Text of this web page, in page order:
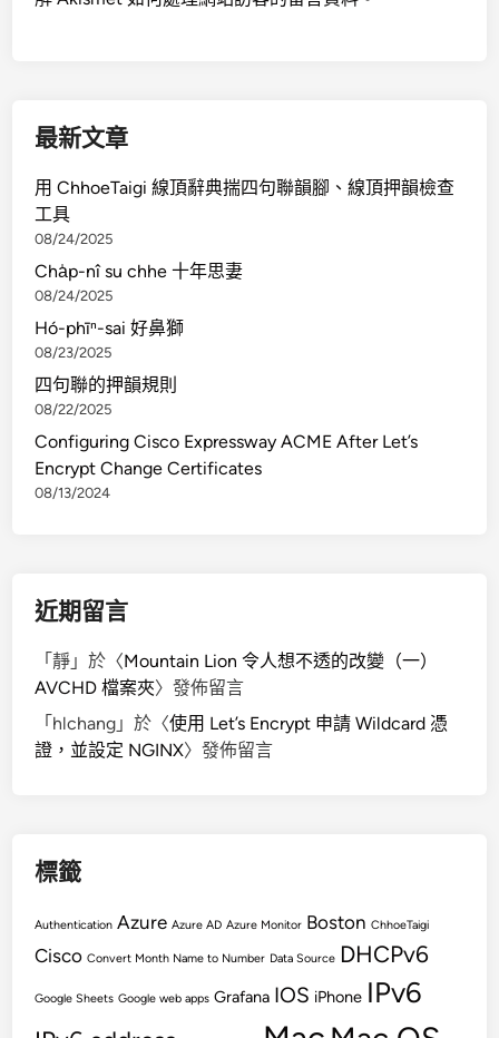
最新文章
用 ChhoeTaigi 線頂辭典揣四句聯韻腳、線頂押韻檢查
工具
08/24/2025
Cha̍p-nî su chhe 十年思妻
08/24/2025
Hó-phīⁿ-sai 好鼻獅
08/23/2025
四句聯的押韻規則
08/22/2025
Configuring Cisco Expressway ACME After Let’s
Encrypt Change Certificates
08/13/2024
近期留言
「靜 」於〈Mountain Lion 令人想不透的改變（一）
AVCHD 檔案夾〉發佈留言
「 hlchang 」於〈使用 Let’s Encrypt 申請 Wildcard 憑
證，並設定 NGINX〉發佈留言
標籤
Authentication Azure Azure AD Azure Monitor Boston ChhoeTaigi
Cisco Convert Month Name to Number Data Source DHCPv6
Google Sheets Google web apps Grafana IOS iPhone IPv6